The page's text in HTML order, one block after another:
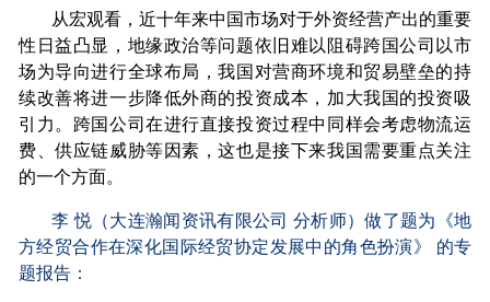
从宏观看，近十年来中国市场对于外资经营产出的重要
性日益凸显，地缘政治等问题依旧难以阻碍跨国公司以市
场为导向进行全球布局，我国对营商环境和贸易壁垒的持
续改善将进一步降低外商的投资成本，加大我国的投资吸
引力。跨国公司在进行直接投资过程中同样会考虑物流运
费、供应链威胁等因素，这也是接下来我国需要重点关注
的一个方面。
李 悦（大连瀚闻资讯有限公司 分析师）做了题为《地
方经贸合作在深化国际经贸协定发展中的角色扮演》 的专
题报告：